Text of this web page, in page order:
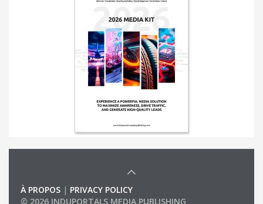
À PROPOS | PRIVACY POLICY
© 2026 INDUPORTALS MEDIA PUBLISHING